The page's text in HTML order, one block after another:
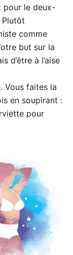
pour le deux-
Plutôt
comme
but sur la
d’être à l’aise
Vous faites la
en soupirant :
pour